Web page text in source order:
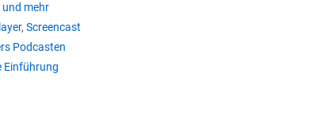
und mehr
, Screencast
Podcasten
Einführung